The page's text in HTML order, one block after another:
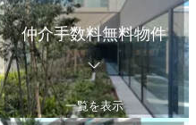
仲介手数料無料物件
一覧を表示